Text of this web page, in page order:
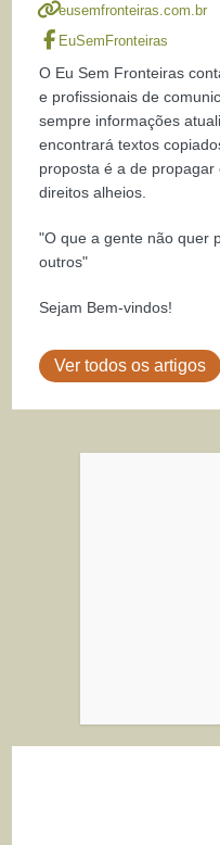
eusemfronteiras.com.br
EuSemFronteiras
O Eu Sem Fronteiras
e profissionais de
sempre informações
encontrará textos
proposta é a de
direitos alheios.
"O que a gente não quer
outros"
Sejam Bem-vindos!
Ver todos os artigos